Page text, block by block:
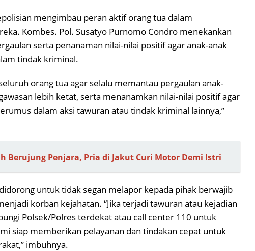
mengimbau peran aktif orang tua dalam
Kombes. Pol. Susatyo Purnomo Condro menekankan
serta penanaman nilai-nilai positif agar anak-anak
tindak kriminal.
orang tua agar selalu memantau pergaulan anak-
lebih ketat, serta menanamkan nilai-nilai positif agar
dalam aksi tawuran atau tindak kriminal lainnya,”
Berujung Penjara, Pria di Jakut Curi Motor Demi Istri
untuk tidak segan melapor kepada pihak berwajib
korban kejahatan. “Jika terjadi tawuran atau kejadian
Polsek/Polres terdekat atau call center 110 untuk
siap memberikan pelayanan dan tindakan cepat untuk
imbuhnya.